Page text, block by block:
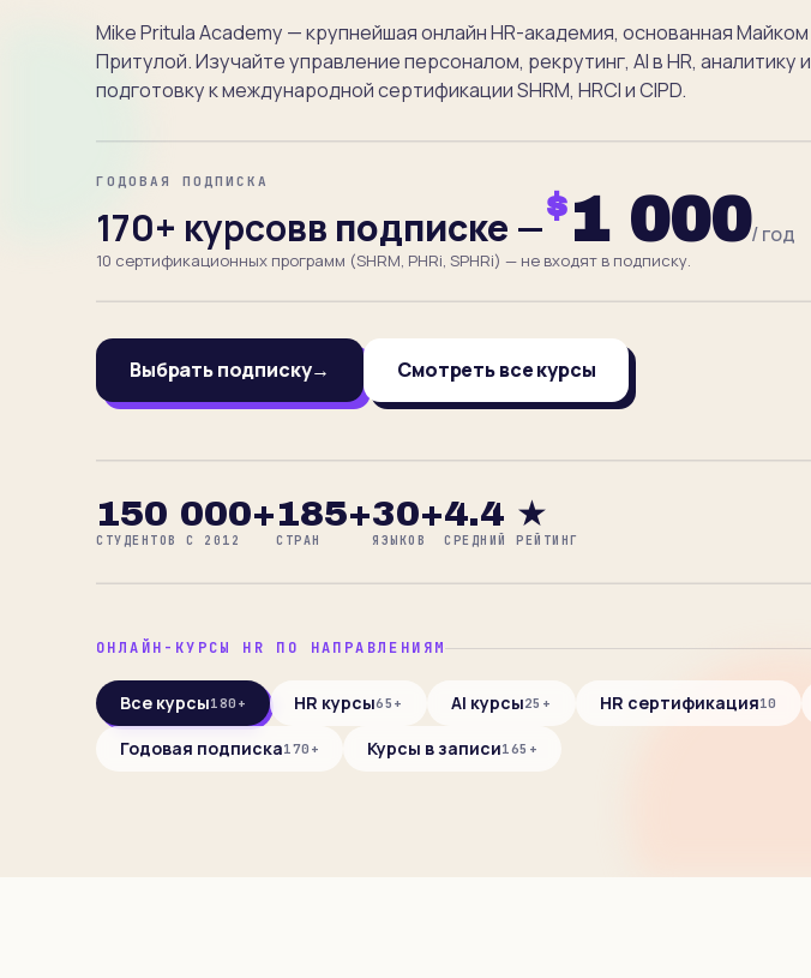
Mike Pritula Academy — крупнейшая онлайн HR-академия, основанная Майком
Притулой. Изучайте управление персоналом, рекрутинг, AI в HR, аналитику и
подготовку к международной сертификации SHRM, HRCI и CIPD.
ГОДОВАЯ ПОДПИСКА
170+ курсовв подписке —$ 1 000/ год
10 сертификационных программ (SHRM, PHRi, SPHRi) — не входят в подписку.
Выбрать подписку→ Смотреть все курсы
150 000+
СТУДЕНТОВ С 2012
185+
СТРАН
30+
ЯЗЫКОВ
4.4 ★
СРЕДНИЙ РЕЙТИНГ
ОНЛАЙН-КУРСЫ HR ПО НАПРАВЛЕНИЯМ
Все курсы180+ HR курсы65+ AI курсы25+ HR сертификация10
Годовая подписка170+ Курсы в записи165+